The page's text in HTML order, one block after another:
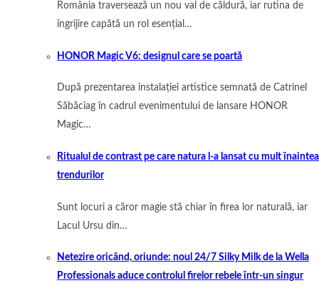
România traversează un nou val de căldură, iar rutina de
îngrijire capătă un rol esențial…
HONOR Magic V6: designul care se poartă
După prezentarea instalației artistice semnată de Catrinel
Săbăciag în cadrul evenimentului de lansare HONOR
Magic…
Ritualul de contrast pe care natura l-a lansat cu mult înaintea
trendurilor
Sunt locuri a căror magie stă chiar în firea lor naturală, iar
Lacul Ursu din…
Netezire oricând, oriunde: noul 24/7 Silky Milk de la Wella
Professionals aduce controlul firelor rebele într-un singur